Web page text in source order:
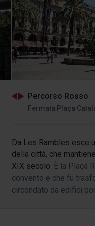
Percorso Rosso
Fermata Plaça
Da Les Rambles esce
della città, che
XIX secolo. È la Plaça
convento e che fu
circondato da edifici